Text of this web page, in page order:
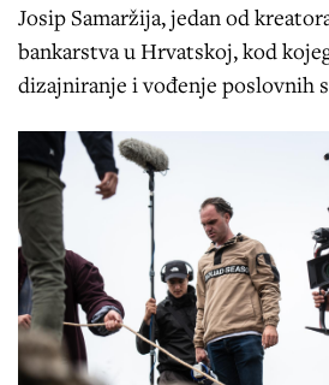
Josip Samaržija, jedan od
bankarstva u Hrvatskoj, kod
dizajniranje i vođenje poslovnih